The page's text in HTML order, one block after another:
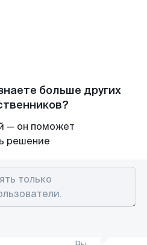
больше других
— он поможет
решение